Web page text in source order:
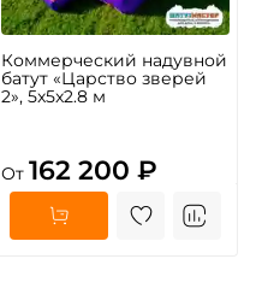
Коммерческий надувной
батут «Царство зверей
2», 5x5x2.8 м
От 162 200 ₽